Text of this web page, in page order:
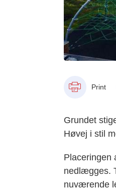
Print
Grundet
Høvej i stil
Placeringen
nedlægges.
nuværende